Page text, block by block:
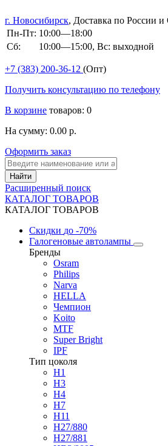
г. Новосибирск, Доставка по России
Пн-Пт: 10:00—18:00
Сб:
10:00—15:00, Вс: выходной
+7 (383) 200-36-12 (Опт)
Получить консультацию по телефону
В корзине товаров: 0
На сумму: 0.00 р.
Оформить заказ
Расширенный поиск
КАТАЛОГ ТОВАРОВ
КАТАЛОГ ТОВАРОВ
Скидки до -70%
Галогеновые автолампы
Бренды
Osram
Philips
Narva
HELLA
Чемпион
Koito
MTF
Super Bright
IPF
Тип цоколя
H1
H3
H4
H7
H11
H27/880
H27/881